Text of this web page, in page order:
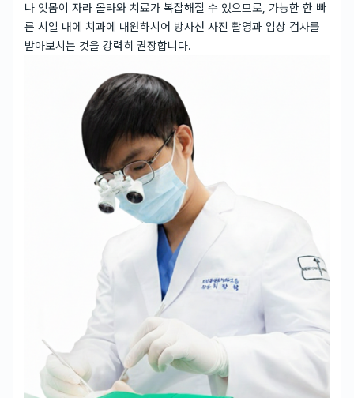
나 잇몸이 자라 올라와 치료가 복잡해질 수 있으므로, 가능한 한 빠
른 시일 내에 치과에 내원하시어 방사선 사진 촬영과 임상 검사를
받아보시는 것을 강력히 권장합니다.